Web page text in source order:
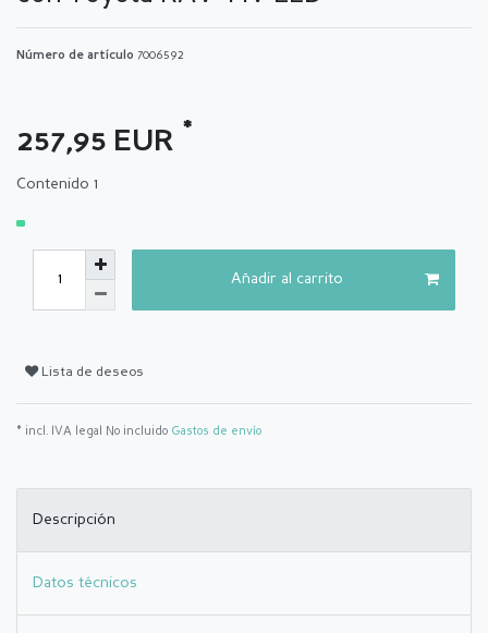
Número de artículo 7006592
257,95 EUR *
Contenido 1
Añadir al carrito
Lista de deseos
* incl. IVA legal No incluido Gastos de envío
Descripción
Datos técnicos